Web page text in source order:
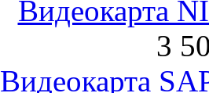
Видеокарта
3
Видеокарта